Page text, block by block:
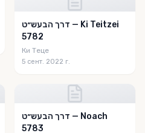
דרך הבעש״ט — Ki Teitzei
5782
Ки Теце
5 сент. 2022 г.
דרך הבעש״ט — Noach
5783